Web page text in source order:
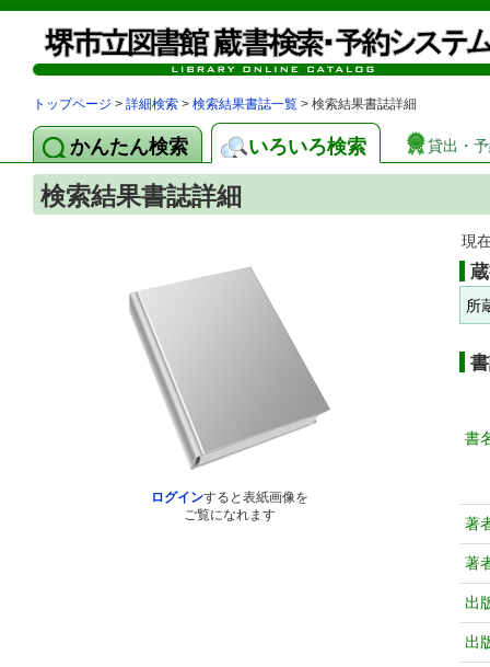
トップページ > 詳細検索 > 検索結果書誌一覧 > 検索結果書誌詳細
かんたん検索 いろいろ検索 貸出・
検索結果書誌詳細
ログインすると表紙画像を
ご覧になれます
現
所
書
著
著
出
出